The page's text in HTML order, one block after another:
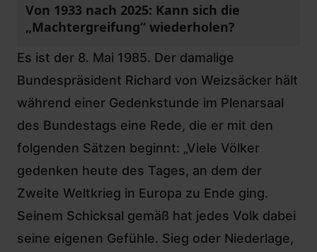
Von 1933 nach 2025: Kann sich die
„Machtergreifung“ wiederholen?
Es ist der 8. Mai 1985. Der damalige
Bundespräsident Richard von Weizsäcker hält
während einer Gedenkstunde im Plenarsaal
des Bundestags eine Rede, die er mit den
folgenden Sätzen beginnt: „Viele Völker
gedenken heute des Tages, an dem der
Zweite Weltkrieg in Europa zu Ende ging.
Seinem Schicksal gemäß hat jedes Volk dabei
seine eigenen Gefühle. Sieg oder Niederlage,